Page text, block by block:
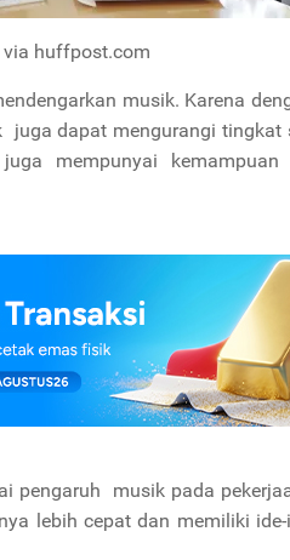
huffpost.com
musik. Karena
dapat mengurangi tingkat
mempunyai
pengaruh musik pada
lebih cepat dan memiliki